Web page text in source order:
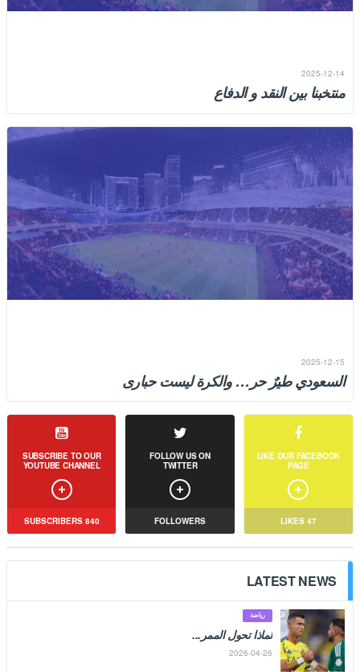
2025-12-14
منتخبنا بين النقد و الدفاع
ينتقص من قيمة المحللين، خاصة عندما يلتزمون...
2025-12-15
السعودي طيرٌ حر… والكرة ليست حبارى
نشأنا عليها، وتشرّبناها صغارًا بوصفها �...
LIKE OUR FACEBOOK
PAGE
47
LIKES
FOLLOW US ON
TWITTER
FOLLOWERS
SUBSCRIBE TO OUR
YOUTUBE CHANNEL
840
SUBSCRIBERS
LATEST NEWS
رياضة
لماذا تحول الممر...
2026-04-26